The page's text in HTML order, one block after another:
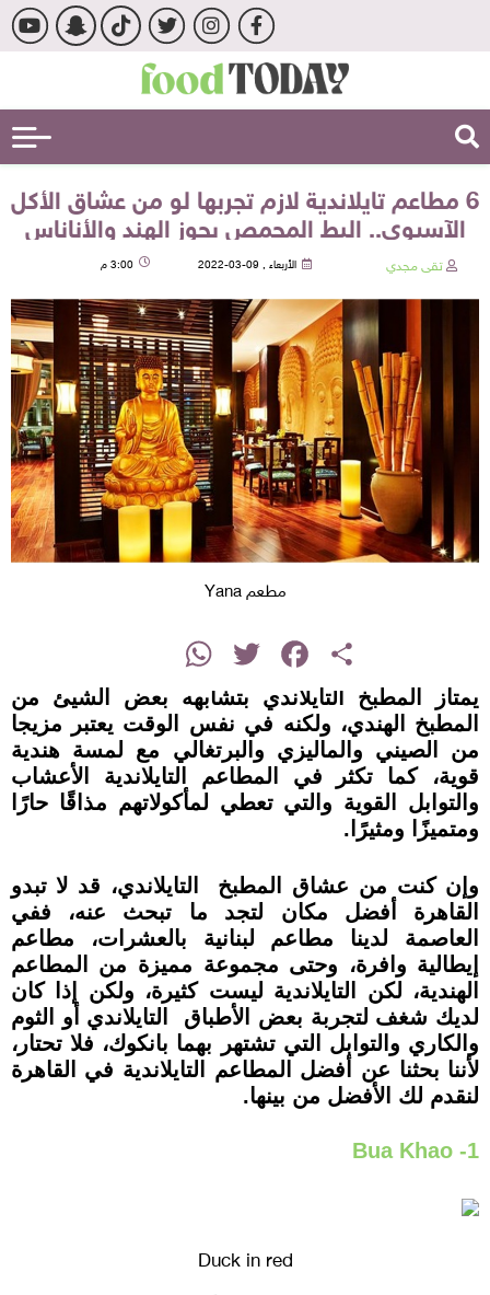
6 مطاعم تايلاندية لازم تجربها لو من عشاق الأكل
الآسيوي.. البط المحمص بجوز الهند والأناناس
تقى مجدي الأربعاء , 09-03-2022 3:00 م
مطعم Yana
Share
Facebook
Twitter
WhatsApp
يمتاز المطبخ التايلاندي بتشابهه بعض الشيئ من
المطبخ الهندي، ولكنه في نفس الوقت يعتبر مزيجا
من الصيني والماليزي والبرتغالي مع لمسة هندية
قوية، كما تكثر في المطاعم التايلاندية الأعشاب
والتوابل القوية والتي تعطي لمأكولاتهم مذاقًا حارًا
ومتميزًا ومثيرًا.
وإن كنت من عشاق المطبخ التايلاندي، قد لا تبدو
القاهرة أفضل مكان لتجد ما تبحث عنه، ففي
العاصمة لدينا مطاعم لبنانية بالعشرات، مطاعم
إيطالية وافرة، وحتى مجموعة مميزة من المطاعم
الهندية، لكن التايلاندية ليست كثيرة، ولكن إذا كان
لديك شغف لتجربة بعض الأطباق التايلاندي أو الثوم
والكاري والتوابل التي تشتهر بهما بانكوك، فلا تحتار،
لأننا بحثنا عن أفضل المطاعم التايلاندية في القاهرة
لنقدم لك الأفضل من بينها.
1- Bua Khao
Duck in red